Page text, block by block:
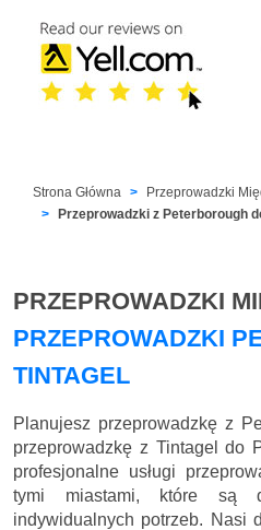
Strona Główna
Przeprowadzki
Przeprowadzki z Peterborough
PRZEPROWADZKI
PRZEPROWADZKI
TINTAGEL
Planujesz przeprowadzkę z
przeprowadzkę z Tintagel do
profesjonalne usługi
tymi miastami, które są
indywidualnych potrzeb. Nasi